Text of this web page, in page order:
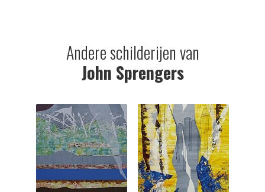
Andere schilderijen van
John Sprengers